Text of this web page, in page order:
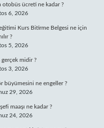
otobüs ücreti ne kadar ?
6, 2026
Kurs Bitirme Belgesi ne için
?
5, 2026
gerçek midir ?
3, 2026
büyümesini ne engeller ?
29, 2026
maaşı ne kadar ?
24, 2026